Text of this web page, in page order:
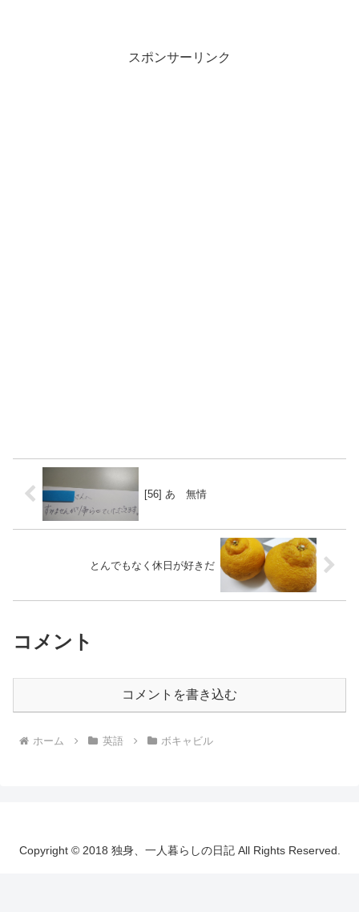
スポンサーリンク
[56] あゝ無情
とんでもなく休日が好きだ
コメント
コメントを書き込む
ホーム 英語 ボキャビル
Copyright © 2018 独身、一人暮らしの日記 All Rights Reserved.